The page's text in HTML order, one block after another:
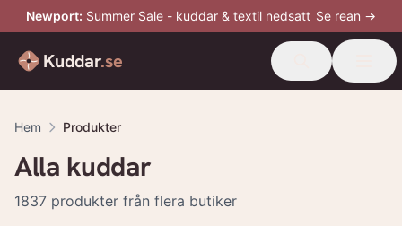
Newport: Summer Sale - kuddar & textil nedsatt Se rean →
Kuddar.se
Hem Produkter
Alla kuddar
1837 produkter från flera butiker